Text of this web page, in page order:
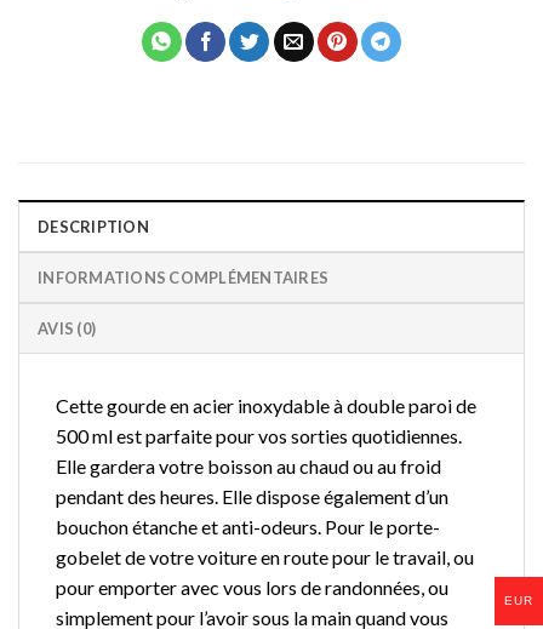
DESCRIPTION
INFORMATIONS COMPLÉMENTAIRES
AVIS (0)
Cette gourde en acier inoxydable à double paroi de
500 ml est parfaite pour vos sorties quotidiennes.
Elle gardera votre boisson au chaud ou au froid
pendant des heures. Elle dispose également d’un
bouchon étanche et anti-odeurs. Pour le porte-
gobelet de votre voiture en route pour le travail, ou
pour emporter avec vous lors de randonnées, ou
simplement pour l’avoir sous la main quand vous
EUR